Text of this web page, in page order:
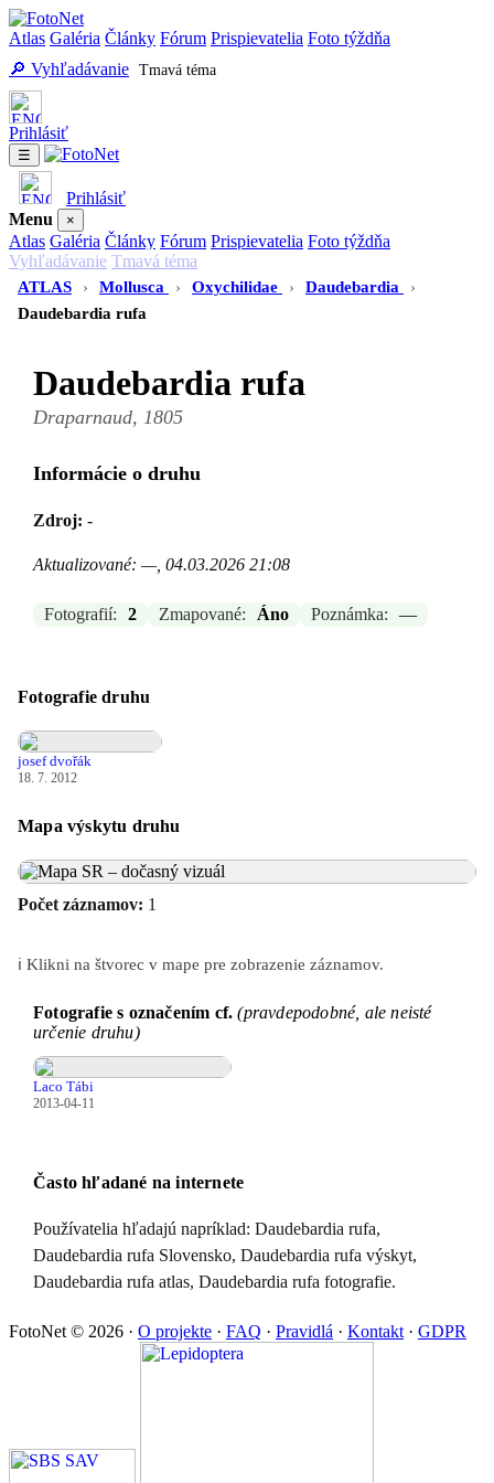
Atlas Galéria Články Fórum Prispievatelia Foto týždňa
🔎 Vyhľadávanie Tmavá téma
Prihlásiť
☰
Prihlásiť
Menu
×
Atlas Galéria Články Fórum Prispievatelia Foto týždňa
Vyhľadávanie Tmavá téma
ATLAS
› Mollusca › Oxychilidae › Daudebardia
›
Daudebardia rufa
Daudebardia rufa
Draparnaud, 1805
Informácie o druhu
Zdroj: -
Aktualizované: —, 04.03.2026 21:08
Fotografií: 2 Zmapované: Áno Poznámka: —
Fotografie druhu
josef dvořák
18. 7. 2012
Mapa výskytu druhu
Počet záznamov: 1
ℹ️ Klikni na štvorec v mape pre zobrazenie záznamov.
Fotografie s označením cf.(pravdepodobné, ale neisté
určenie druhu)
Laco Tábi
2013-04-11
Často hľadané na internete
Používatelia hľadajú napríklad: Daudebardia rufa,
Daudebardia rufa Slovensko, Daudebardia rufa výskyt,
Daudebardia rufa atlas, Daudebardia rufa fotografie.
FotoNet © 2026 · O projekte · FAQ · Pravidlá · Kontakt · GDPR